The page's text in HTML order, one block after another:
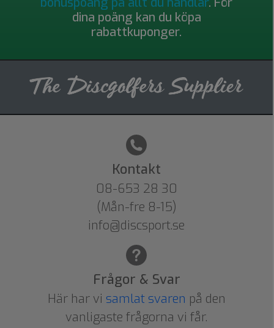
dina poäng kan du köpa
rabattkuponger.
Kontakt
08-653 28 30
(Mån-fre 8-15)
info@discsport.se
Frågor & Svar
Här har vi samlat svaren på den
vanligaste frågorna vi får.